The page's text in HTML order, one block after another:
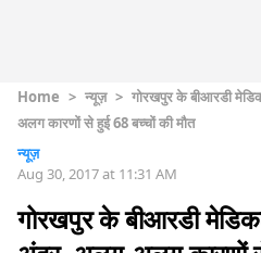
Home > न्यूज़ > गोरखपुर के बीआरडी
अलग कारणों से हुई 68 बच्चों की मौत
न्यूज़
Aug 30, 2017 at 11:31 AM
गोरखपुर के बीआरडी